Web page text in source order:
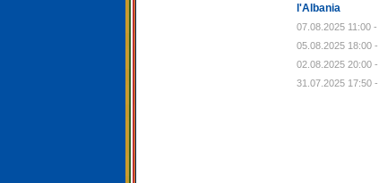
l'Albania
07.08.2025 11:00 -
05.08.2025 18:00 -
02.08.2025 20:00 -
31.07.2025 17:50 -